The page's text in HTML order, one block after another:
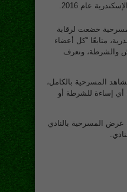
عام 2016.
خضعت لرقابة
متابعًا “كل أعضاء
والشرطة، ونعرف
المسرحية بالكامل،
أي إساءة للشرطة أو
عرض المسرحية بالنادي